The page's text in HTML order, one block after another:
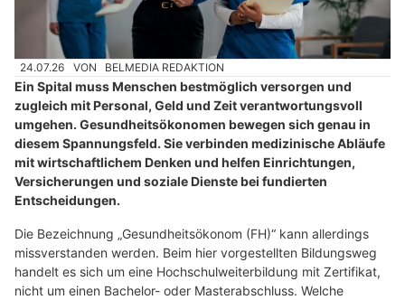
24.07.26 VON BELMEDIA REDAKTION
Ein Spital muss Menschen bestmöglich versorgen und
zugleich mit Personal, Geld und Zeit verantwortungsvoll
umgehen. Gesundheitsökonomen bewegen sich genau in
diesem Spannungsfeld. Sie verbinden medizinische Abläufe
mit wirtschaftlichem Denken und helfen Einrichtungen,
Versicherungen und soziale Dienste bei fundierten
Entscheidungen.
Die Bezeichnung „Gesundheitsökonom (FH)“ kann allerdings
missverstanden werden. Beim hier vorgestellten Bildungsweg
handelt es sich um eine Hochschulweiterbildung mit Zertifikat,
nicht um einen Bachelor- oder Masterabschluss. Welche